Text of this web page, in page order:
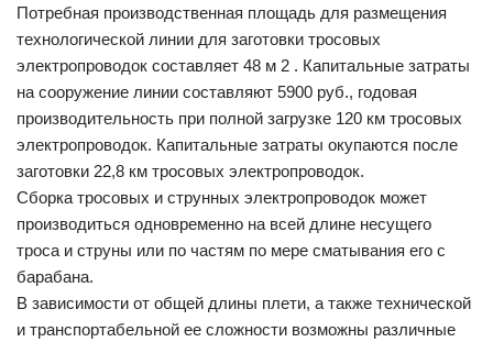
Потребная производственная площадь для размещения
технологической линии для заготовки тросовых
электропроводок составляет 48 м 2 . Капитальные затраты
на сооружение линии составляют 5900 руб., годовая
производительность при полной загрузке 120 км тросовых
электропроводок. Капитальные затраты окупаются после
заготовки 22,8 км тросовых электропроводок.
Сборка тросовых и струнных электропроводок может
производиться одновременно на всей длине несущего
троса и струны или по частям по мере сматывания его с
барабана.
В зависимости от общей длины плети, а также технической
и транспортабельной ее сложности возможны различные